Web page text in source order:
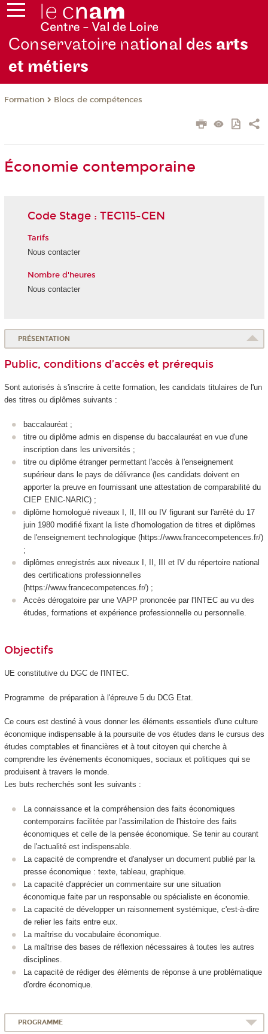
Conservatoire national des arts
et métiers
Formation Blocs de compétences
Économie contemporaine
Code Stage : TEC115-CEN
Tarifs
Nous contacter
Nombre d'heures
Nous contacter
PRÉSENTATION
Public, conditions d’accès et prérequis
Sont autorisés à s'inscrire à cette formation, les candidats titulaires de l'un
des titres ou diplômes suivants :
baccalauréat ;
titre ou diplôme admis en dispense du baccalauréat en vue d'une
inscription dans les universités ;
titre ou diplôme étranger permettant l'accès à l'enseignement
supérieur dans le pays de délivrance (les candidats doivent en
apporter la preuve en fournissant une attestation de comparabilité du
CIEP ENIC-NARIC) ;
diplôme homologué niveaux I, II, III ou IV figurant sur l'arrêté du 17
juin 1980 modifié fixant la liste d'homologation de titres et diplômes
de l'enseignement technologique (https://www.francecompetences.fr/)
;
diplômes enregistrés aux niveaux I, II, III et IV du répertoire national
des certifications professionnelles
(https://www.francecompetences.fr/) ;
Accès dérogatoire par une VAPP prononcée par l'INTEC au vu des
études, formations et expérience professionnelle ou personnelle.
Objectifs
UE constitutive du DGC de l'INTEC.
Programme de préparation à l'épreuve 5 du DCG Etat.
Ce cours est destiné à vous donner les éléments essentiels d'une culture
économique indispensable à la poursuite de vos études dans le cursus des
études comptables et financières et à tout citoyen qui cherche à
comprendre les événements économiques, sociaux et politiques qui se
produisent à travers le monde.
Les buts recherchés sont les suivants :
La connaissance et la compréhension des faits économiques
contemporains facilitée par l'assimilation de l'histoire des faits
économiques et celle de la pensée économique. Se tenir au courant
de l'actualité est indispensable.
La capacité de comprendre et d'analyser un document publié par la
presse économique : texte, tableau, graphique.
La capacité d'apprécier un commentaire sur une situation
économique faite par un responsable ou spécialiste en économie.
La capacité de développer un raisonnement systémique, c'est-à-dire
de relier les faits entre eux.
La maîtrise du vocabulaire économique.
La maîtrise des bases de réflexion nécessaires à toutes les autres
disciplines.
La capacité de rédiger des éléments de réponse à une problématique
d'ordre économique.
PROGRAMME